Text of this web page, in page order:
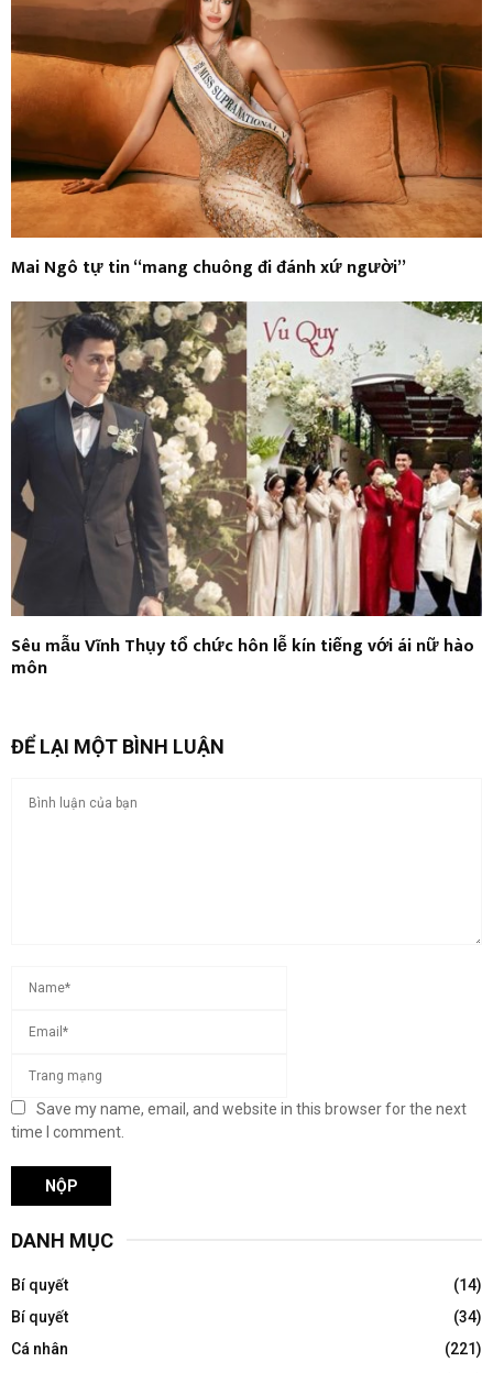
Mai Ngô tự tin “mang chuông đi đánh xứ người”
Sêu mẫu Vĩnh Thụy tổ chức hôn lễ kín tiếng với ái nữ hào
môn
ĐỂ LẠI MỘT BÌNH LUẬN
Save my name, email, and website in this browser for the next
time I comment.
DANH MỤC
Bí quyết
(14)
Bí quyết
(34)
Cá nhân
(221)